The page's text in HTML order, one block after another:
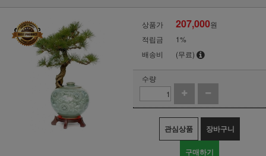
상품가 207,000원
적립금
1%
배송비
(무료)
수량
관심상품 장바구니
구매하기